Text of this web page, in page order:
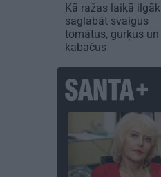
Kā ražas laikā ilgāk
saglabāt svaigus
tomātus, gurķus un
kabačus